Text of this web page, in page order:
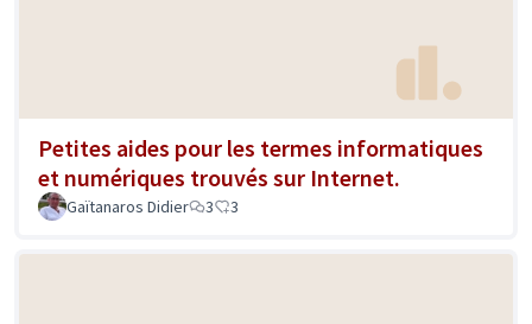
Petites aides pour les termes informatiques
et numériques trouvés sur Internet.
Gaïtanaros Didier 3 3